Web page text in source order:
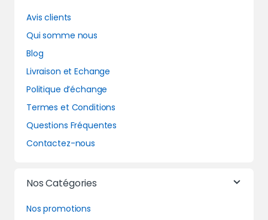
Avis clients
Qui somme nous
Blog
Livraison et Echange
Politique d’échange
Termes et Conditions
Questions Fréquentes
Contactez-nous
Nos Catégories
Nos promotions